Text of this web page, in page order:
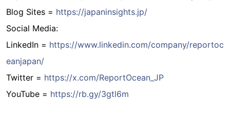
Blog Sites = https://japaninsights.jp/
Social Media:
LinkedIn = https://www.linkedin.com/company/reportoc
eanjapan/
Twitter = https://x.com/ReportOcean_JP
YouTube = https://rb.gy/3gtl6m